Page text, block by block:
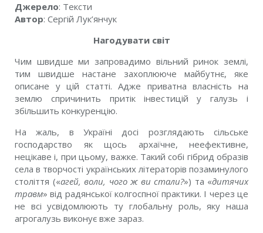
Джерело: Тексти
Автор: Сергій Лук’янчук
Нагодувати світ
Чим швидше ми запровадимо вільний ринок землі,
тим швидше настане захоплююче майбутнє, яке
описане у цій статті. Адже приватна власність на
землю спричинить притік інвестицій у галузь і
збільшить конкуренцію.
На жаль, в Україні досі розглядають сільське
господарство як щось архаїчне, неефективне,
нецікаве і, при цьому, важке. Такий собі гібрид образів
села в творчості українських літераторів позаминулого
століття («агей, воли, чого ж ви стали?») та «дитячих
травм» від радянської колгоспної практики. І через це
не всі усвідомлюють ту глобальну роль, яку наша
агрогалузь виконує вже зараз.